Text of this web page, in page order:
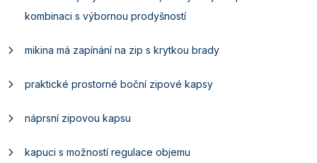
kombinaci s výbornou prodyšností
mikina má zapínání na zip s krytkou brady
praktické prostorné boční zipové kapsy
náprsní zipovou kapsu
kapuci s možností regulace objemu